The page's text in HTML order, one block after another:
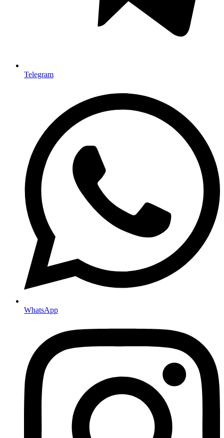
Telegram
WhatsApp